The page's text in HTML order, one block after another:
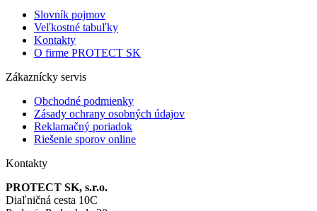
Slovník pojmov
Veľkostné tabuľky
Kontakty
O firme PROTECT SK
Zákaznícky servis
Obchodné podmienky
Zásady ochrany osobných údajov
Reklamačný poriadok
Riešenie sporov online
Kontakty
PROTECT SK, s.r.o.
Diaľničná cesta 10C